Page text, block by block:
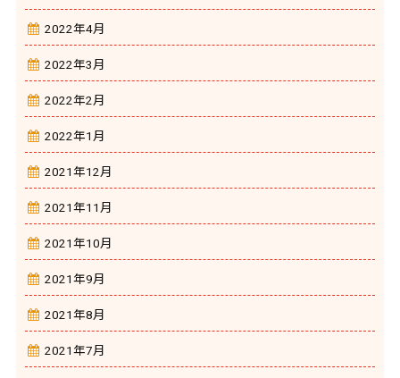
2022年4月
2022年3月
2022年2月
2022年1月
2021年12月
2021年11月
2021年10月
2021年9月
2021年8月
2021年7月